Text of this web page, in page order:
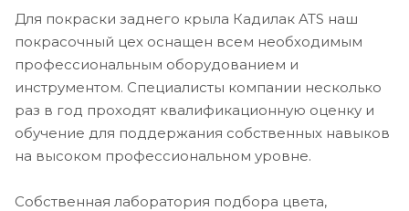
Для покраски заднего крыла Кадилак ATS наш
покрасочный цех оснащен всем необходимым
профессиональным оборудованием и
инструментом. Специалисты компании несколько
раз в год проходят квалификационную оценку и
обучение для поддержания собственных навыков
на высоком профессиональном уровне.
Собственная лаборатория подбора цвета,